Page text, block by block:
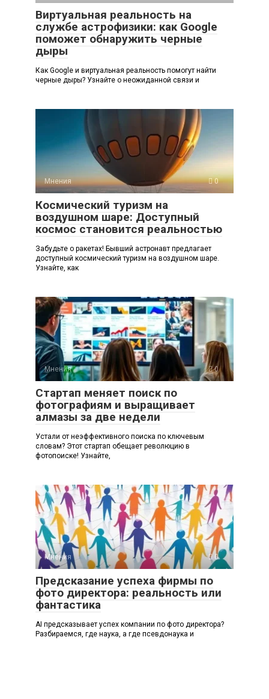
Виртуальная реальность на
службе астрофизики: как Google
поможет обнаружить черные
дыры
Как Google и виртуальная реальность помогут найти
черные дыры? Узнайте о неожиданной связи и
Мнения 0
Космический туризм на
воздушном шаре: Доступный
космос становится реальностью
Забудьте о ракетах! Бывший астронавт предлагает
доступный космический туризм на воздушном шаре.
Узнайте, как
Мнения 0
Стартап меняет поиск по
фотографиям и выращивает
алмазы за две недели
Устали от неэффективного поиска по ключевым
словам? Этот стартап обещает революцию в
фотопоиске! Узнайте,
Мнения 0
Предсказание успеха фирмы по
фото директора: реальность или
фантастика
AI предсказывает успех компании по фото директора?
Разбираемся, где наука, а где псевдонаука и